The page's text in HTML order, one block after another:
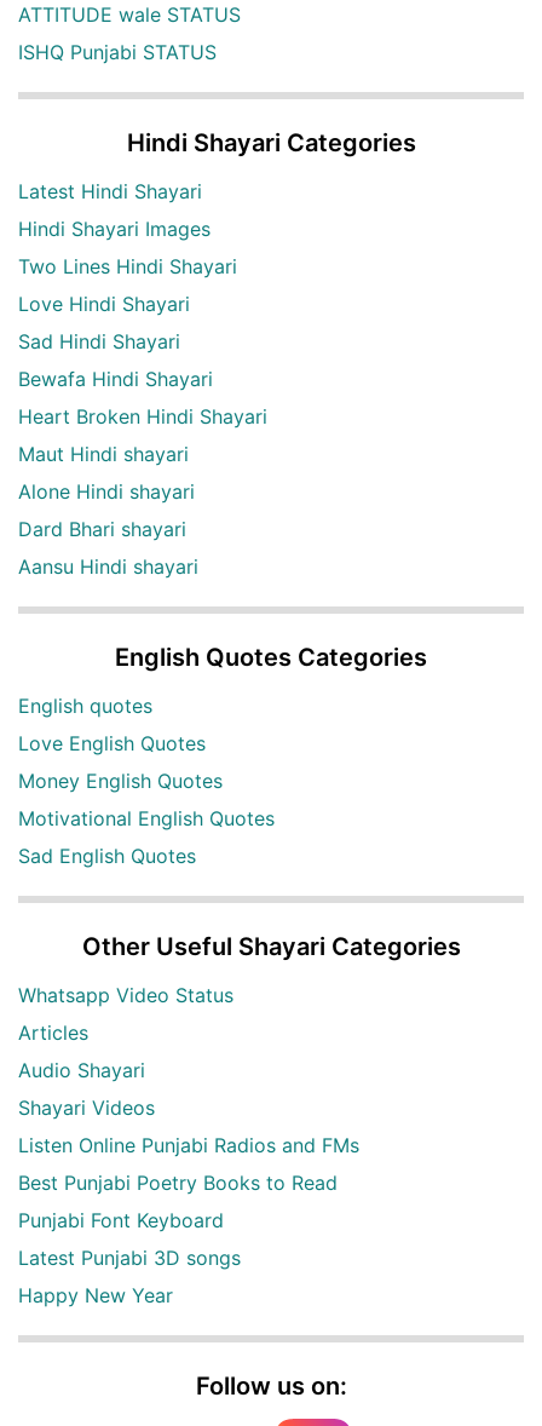
ATTITUDE wale STATUS
ISHQ Punjabi STATUS
Hindi Shayari Categories
Latest Hindi Shayari
Hindi Shayari Images
Two Lines Hindi Shayari
Love Hindi Shayari
Sad Hindi Shayari
Bewafa Hindi Shayari
Heart Broken Hindi Shayari
Maut Hindi shayari
Alone Hindi shayari
Dard Bhari shayari
Aansu Hindi shayari
English Quotes Categories
English quotes
Love English Quotes
Money English Quotes
Motivational English Quotes
Sad English Quotes
Other Useful Shayari Categories
Whatsapp Video Status
Articles
Audio Shayari
Shayari Videos
Listen Online Punjabi Radios and FMs
Best Punjabi Poetry Books to Read
Punjabi Font Keyboard
Latest Punjabi 3D songs
Happy New Year
Follow us on: